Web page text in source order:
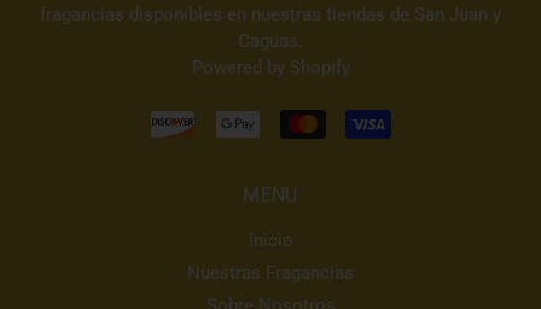
fragancias disponibles en nuestras tiendas de San Juan y
Caguas.
Powered by Shopify
MENU
Inicio
Nuestras Fragancias